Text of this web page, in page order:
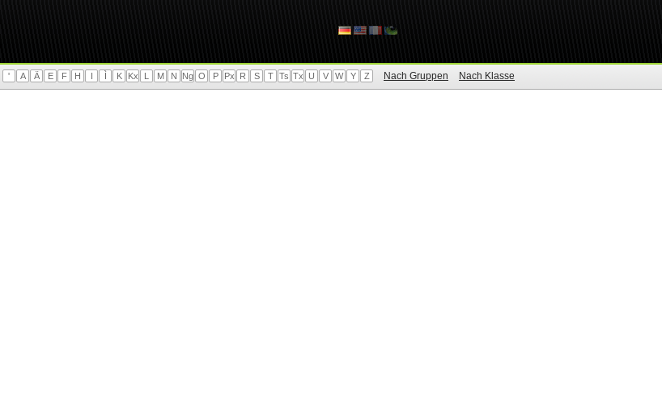
' A Ä E F H I Ì K Kx L M N Ng O P Px R S T Ts Tx U V W Y Z Nach Gruppen Nach Klasse